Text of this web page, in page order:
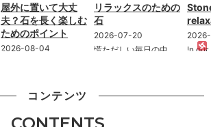
屋外に置いて大丈
夫？石を長く楽しむ
ためのポイント
2026-08-04
くご質問のひとつで
自然石は屋内・屋外ど
リラックスのための
石
2026-07-20
慌ただしい毎日の中
In
コンテンツ